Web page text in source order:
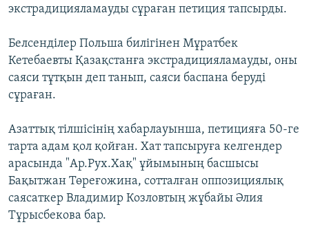
экстрадицияламауды сұраған петиция тапсырды.
Белсенділер Польша билігінен Мұратбек
Кетебаевты Қазақстанға экстрадицияламауды, оны
саяси тұтқын деп танып, саяси баспана беруді
сұраған.
Азаттық тілшісінің хабарлауынша, петицияға 50-ге
тарта адам қол қойған. Хат тапсыруға келгендер
арасында "Ар.Рух.Хақ" ұйымының басшысы
Бақытжан Төреғожина, сотталған оппозициялық
саясаткер Владимир Козловтың жұбайы Әлия
Тұрысбекова бар.